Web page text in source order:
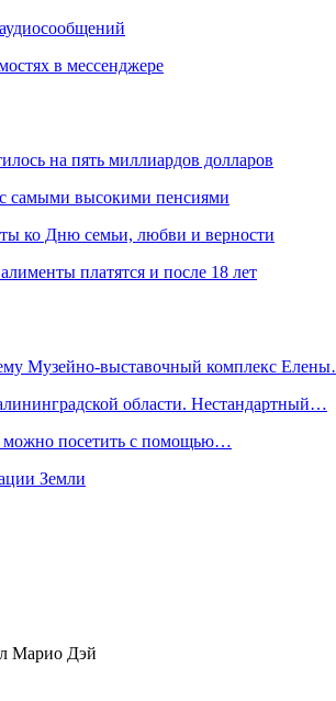
в мессенджере
на пять миллиардов долларов
с самыми высокими пенсиями
ко Дню семьи, любви и верности
платятся и после 18 лет
Музейно-выставочный комплекс
области. Нестандартный…
можно посетить с помощью…
Земли
Марио Дэй